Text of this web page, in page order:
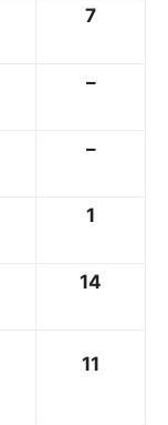
7
–
–
1
14
11